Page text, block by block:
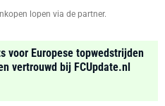
lopen via de partner.
voor Europese topwedstrijden
vertrouwd bij FCUpdate.nl